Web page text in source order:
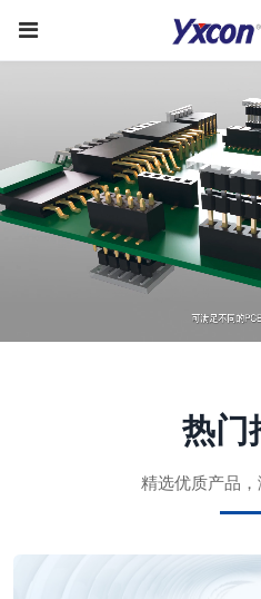
热门
精选优质产品